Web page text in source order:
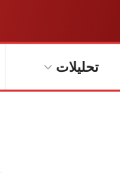
تحليلات